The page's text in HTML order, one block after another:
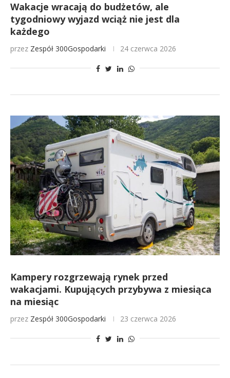
Wakacje wracają do budżetów, ale
tygodniowy wyjazd wciąż nie jest dla
każdego
przez Zespół 300Gospodarki 24 czerwca 2026
Kampery rozgrzewają rynek przed
wakacjami. Kupujących przybywa z miesiąca
na miesiąc
przez Zespół 300Gospodarki 23 czerwca 2026